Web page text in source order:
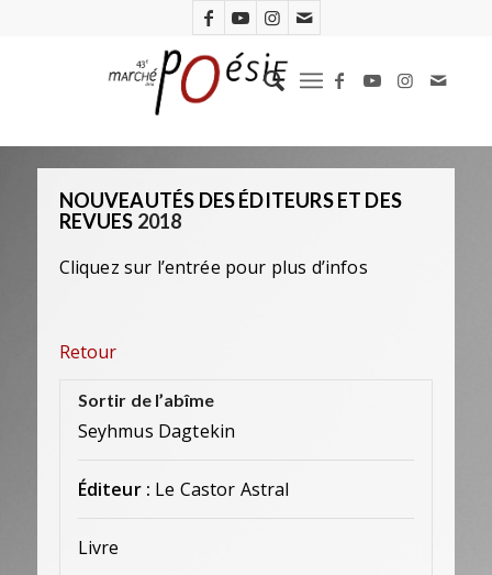
NOUVEAUTÉS DES ÉDITEURS ET DES
REVUES 2018
Cliquez sur l’entrée pour plus d’infos
Retour
Sortir de l’abîme
Seyhmus Dagtekin
Éditeur : Le Castor Astral
Livre